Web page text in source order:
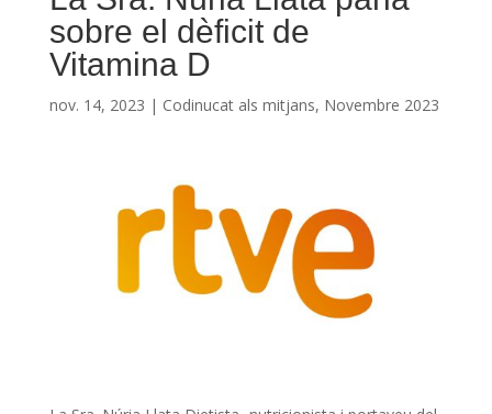
sobre el dèficit de
Vitamina D
nov. 14, 2023 | Codinucat als mitjans, Novembre 2023